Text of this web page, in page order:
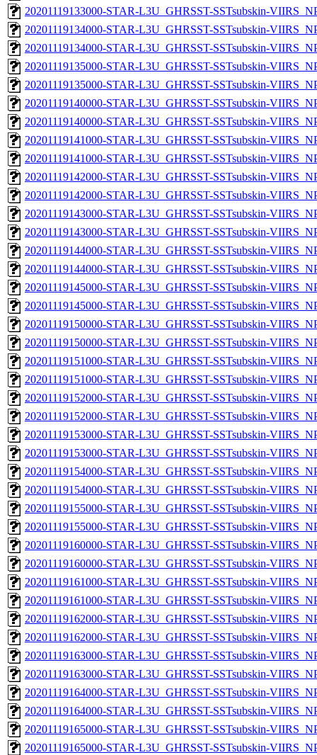
20201119133000-STAR-L3U_GHRSST-SSTsubskin-
20201119134000-STAR-L3U_GHRSST-SSTsubskin-
20201119134000-STAR-L3U_GHRSST-SSTsubskin-
20201119135000-STAR-L3U_GHRSST-SSTsubskin-
20201119135000-STAR-L3U_GHRSST-SSTsubskin-
20201119140000-STAR-L3U_GHRSST-SSTsubskin-
20201119140000-STAR-L3U_GHRSST-SSTsubskin-
20201119141000-STAR-L3U_GHRSST-SSTsubskin-
20201119141000-STAR-L3U_GHRSST-SSTsubskin-
20201119142000-STAR-L3U_GHRSST-SSTsubskin-
20201119142000-STAR-L3U_GHRSST-SSTsubskin-
20201119143000-STAR-L3U_GHRSST-SSTsubskin-
20201119143000-STAR-L3U_GHRSST-SSTsubskin-
20201119144000-STAR-L3U_GHRSST-SSTsubskin-
20201119144000-STAR-L3U_GHRSST-SSTsubskin-
20201119145000-STAR-L3U_GHRSST-SSTsubskin-
20201119145000-STAR-L3U_GHRSST-SSTsubskin-
20201119150000-STAR-L3U_GHRSST-SSTsubskin-
20201119150000-STAR-L3U_GHRSST-SSTsubskin-
20201119151000-STAR-L3U_GHRSST-SSTsubskin-
20201119151000-STAR-L3U_GHRSST-SSTsubskin-
20201119152000-STAR-L3U_GHRSST-SSTsubskin-
20201119152000-STAR-L3U_GHRSST-SSTsubskin-
20201119153000-STAR-L3U_GHRSST-SSTsubskin-
20201119153000-STAR-L3U_GHRSST-SSTsubskin-
20201119154000-STAR-L3U_GHRSST-SSTsubskin-
20201119154000-STAR-L3U_GHRSST-SSTsubskin-
20201119155000-STAR-L3U_GHRSST-SSTsubskin-
20201119155000-STAR-L3U_GHRSST-SSTsubskin-
20201119160000-STAR-L3U_GHRSST-SSTsubskin-
20201119160000-STAR-L3U_GHRSST-SSTsubskin-
20201119161000-STAR-L3U_GHRSST-SSTsubskin-
20201119161000-STAR-L3U_GHRSST-SSTsubskin-
20201119162000-STAR-L3U_GHRSST-SSTsubskin-
20201119162000-STAR-L3U_GHRSST-SSTsubskin-
20201119163000-STAR-L3U_GHRSST-SSTsubskin-
20201119163000-STAR-L3U_GHRSST-SSTsubskin-
20201119164000-STAR-L3U_GHRSST-SSTsubskin-
20201119164000-STAR-L3U_GHRSST-SSTsubskin-
20201119165000-STAR-L3U_GHRSST-SSTsubskin-
20201119165000-STAR-L3U_GHRSST-SSTsubskin-